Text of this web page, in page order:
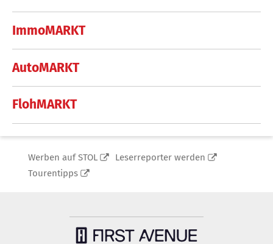
ImmoMARKT
AutoMARKT
FlohMARKT
Werben auf STOL
Leserreporter werden
Tourentipps